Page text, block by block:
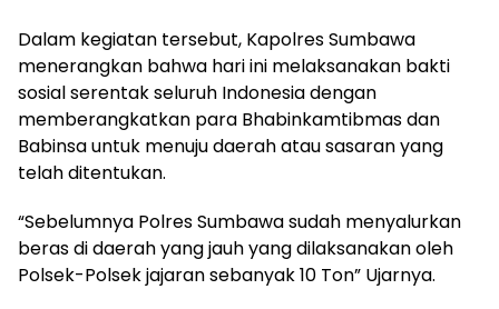
Dalam kegiatan tersebut, Kapolres Sumbawa
menerangkan bahwa hari ini melaksanakan bakti
sosial serentak seluruh Indonesia dengan
memberangkatkan para Bhabinkamtibmas dan
Babinsa untuk menuju daerah atau sasaran yang
telah ditentukan.
“Sebelumnya Polres Sumbawa sudah menyalurkan
beras di daerah yang jauh yang dilaksanakan oleh
Polsek-Polsek jajaran sebanyak 10 Ton” Ujarnya.